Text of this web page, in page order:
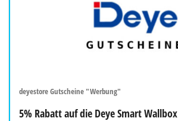
deyestore Gutscheine "Werbung"
5% Rabatt auf die Deye Smart Wallbox